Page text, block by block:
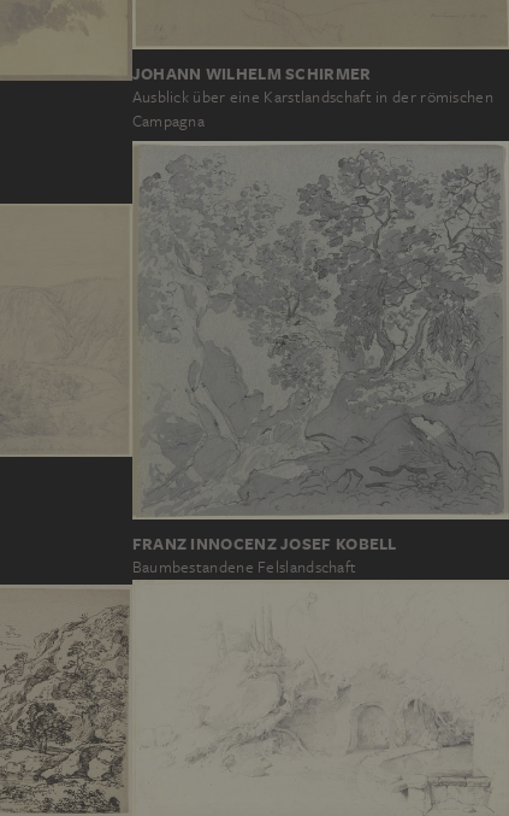
JOHANN WILHELM SCHIRMER
Ausblick über eine Karstlandschaft in der römischen
Campagna
FRANZ INNOCENZ JOSEF KOBELL
Baumbestandene Felslandschaft